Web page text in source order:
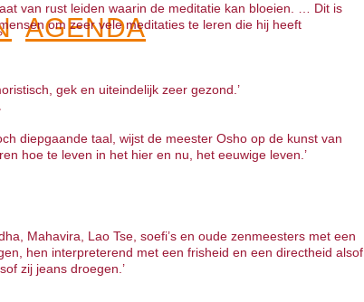
AGENDA
van rust leiden waarin de meditatie kan bloeien. … Dit is
om zeer vele meditaties te leren die hij heeft
gek en uiteindelijk zeer gezond.’
diepgaande taal, wijst de meester Osho op de kunst van
hoe te leven in het hier en nu, het eeuwige leven.’
Mahavira, Lao Tse, soefi’s en oude zenmeesters met een
hen interpreterend met een frisheid en een directheid alsof
zij jeans droegen.’